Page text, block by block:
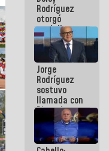
Rodríguez
otorgó
medalla
"Héroe de
Venezuela"
a servidores
públicos
Jorge
Rodríguez
sostuvo
llamada con
Dinorah
Figuera y
acuerdan
primer